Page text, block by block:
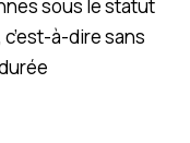
sous le statut
à-dire sans